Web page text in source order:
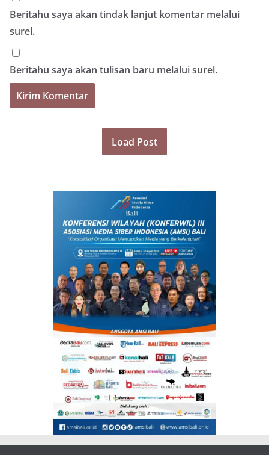
Beritahu saya akan tindak lanjut komentar melalui
surel.
Beritahu saya akan tulisan baru melalui surel.
Load Post